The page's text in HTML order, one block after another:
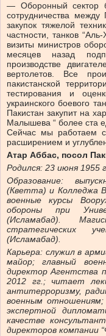
— Оборонный сектор
сотрудничества
закупок тяжелой
частности, танков
визиты министров
месяцев назад
производстве
вертолетов. Все
пакистанской
тестирования и
украинского боевого
Пакистан закупит на
Малышева “ более ста
Сейчас мы работаем
расширением и
Атар Аббас, посол
Родился: 23 июня 1955
Образование:
(Кветта) и Колледжа
военные курсы
обороны при
(Исламабад).
стратегических
(Исламабад).
Карьера: служил в
майор; главный
директор Агентства
2012 гг.; читает
антитерроризму,
военным отношениям;
экспертной
качестве
директоров компании